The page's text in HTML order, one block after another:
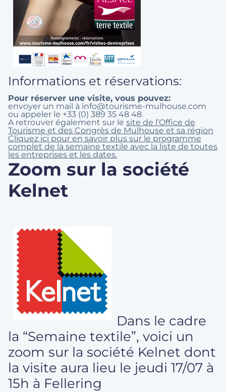
Informations et réservations:
Pour réserver une visite, vous pouvez:
envoyer un mail à info@tourisme-mulhouse.com
ou appeler le +33 (0) 389 35 48 48.
A retrouver également sur le site de l’Office de
Tourisme et des Congrès de Mulhouse et sa région
Cliquez ici pour en savoir plus sur le programme
complet de la semaine textile avec la liste de toutes
les entreprises et les dates.
Zoom sur la société
Kelnet
Dans le cadre
la “Semaine textile”, voici un
zoom sur la société Kelnet dont
la visite aura lieu le jeudi 17/07 à
15h à Fellering